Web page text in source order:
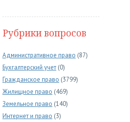
Рубрики вопросов
Административное право (87)
Бухгалтерский учет (0)
Гражданское право (3799)
Жилищное право (469)
Земельное право (140)
Интернет и право (3)